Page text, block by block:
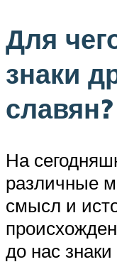
Для
знаки
славян?
На
различные
смысл и
до нас